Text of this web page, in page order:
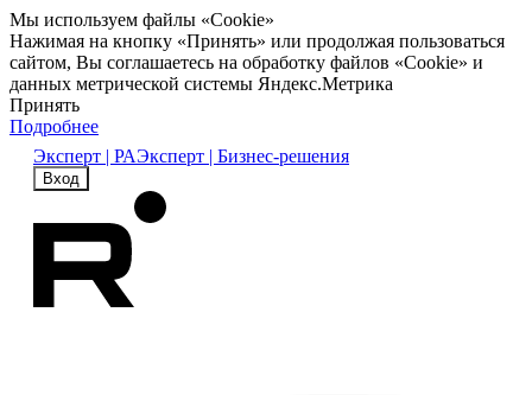
Мы используем файлы «Cookie»
Нажимая на кнопку «Принять» или продолжая пользоваться
сайтом, Вы соглашаетесь на обработку файлов «Cookie» и
данных метрической системы Яндекс.Метрика
Принять
Подробнее
Эксперт | РАЭксперт | Бизнес-решения
Вход